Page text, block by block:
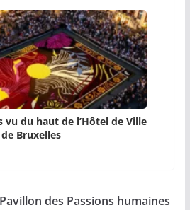
vu du haut de l’Hôtel de Ville
de Bruxelles
des Passions humaines